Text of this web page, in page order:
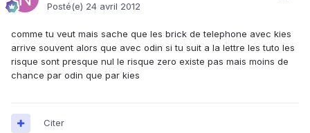
Posté(e) 24 avril 2012
comme tu veut mais sache que les brick de telephone avec kies
arrive souvent alors que avec odin si tu suit a la lettre les tuto les
risque sont presque nul le risque zero existe pas mais moins de
chance par odin que par kies
Citer